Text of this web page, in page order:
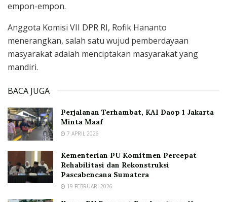
empon-empon.
Anggota Komisi VII DPR RI, Rofik Hananto
menerangkan, salah satu wujud pemberdayaan
masyarakat adalah menciptakan masyarakat yang
mandiri.
BACA JUGA
Perjalanan Terhambat, KAI Daop 1 Jakarta
Minta Maaf
7 APRIL 2026
Kementerian PU Komitmen Percepat
Rehabilitasi dan Rekonstruksi
Pascabencana Sumatera
19 FEBRUARI 2026